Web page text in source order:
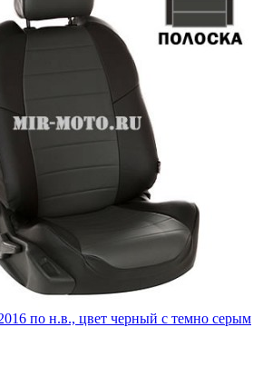
по н.в., цвет черный с темно серым